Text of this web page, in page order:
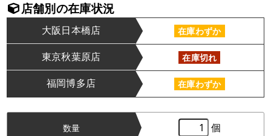
店舗別の在庫状況
大阪日本橋店 在庫わずか
東京秋葉原店 在庫切れ
福岡博多店 在庫わずか
数量 個